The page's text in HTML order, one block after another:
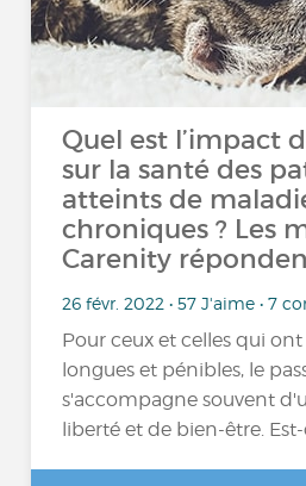
Quel est l’impact
sur la santé des
atteints de
chroniques ? Les
Carenity
26 févr. 2022 • 57 J'aime • 7
Pour ceux et celles qui
longues et pénibles, le
s'accompagne souvent
liberté et de bien-être.